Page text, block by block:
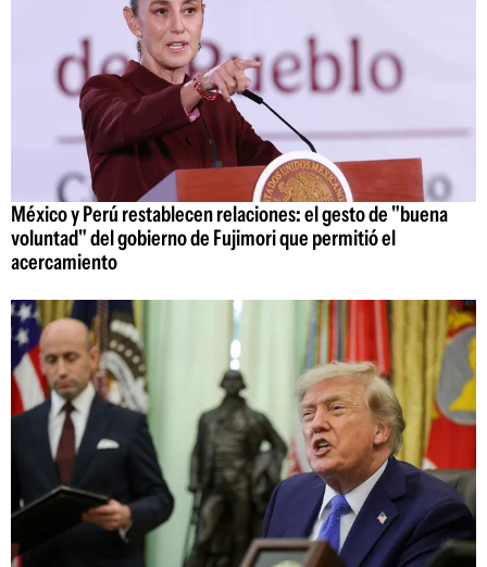
México y Perú restablecen relaciones: el gesto de "buena
voluntad" del gobierno de Fujimori que permitió el
acercamiento